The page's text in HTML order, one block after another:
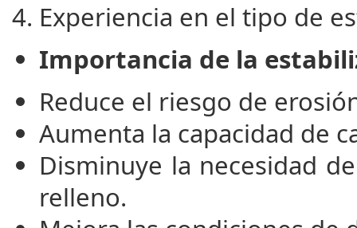
Experiencia en el tipo de
Importancia de la
Reduce el riesgo de
Aumenta la capacidad de
Disminuye la necesidad
relleno.